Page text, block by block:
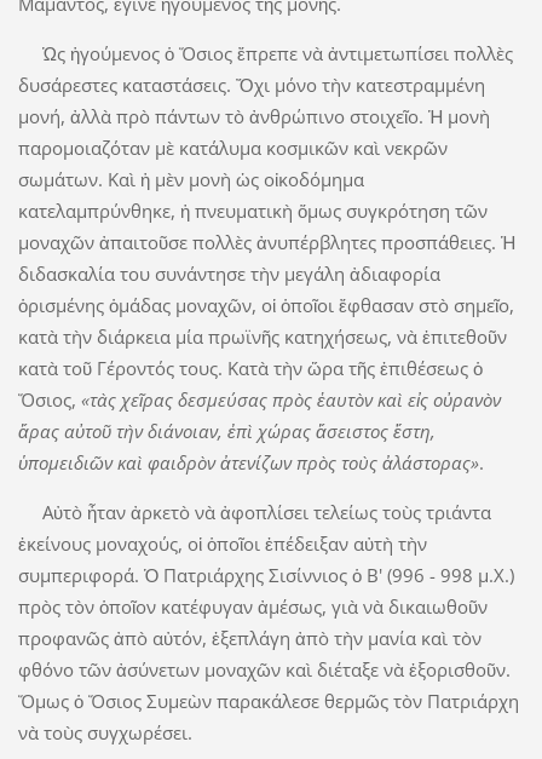
Ὡς ἡγούμενος ὁ Ὅσιος ἔπρεπε νὰ ἀντιμετωπίσει πολλὲς
δυσάρεστες καταστάσεις. Ὄχι μόνο τὴν κατεστραμμένη
μονή, ἀλλὰ πρὸ πάντων τὸ ἀνθρώπινο στοιχεῖο. Ἡ μονὴ
παρομοιαζόταν μὲ κατάλυμα κοσμικῶν καὶ νεκρῶν
σωμάτων. Καὶ ἡ μὲν μονὴ ὡς οἰκοδόμημα
κατελαμπρύνθηκε, ἡ πνευματικὴ ὅμως συγκρότηση τῶν
μοναχῶν ἀπαιτοῦσε πολλὲς ἀνυπέρβλητες προσπάθειες. Ἡ
διδασκαλία του συνάντησε τὴν μεγάλη ἀδιαφορία
ὁρισμένης ὁμάδας μοναχῶν, οἱ ὁποῖοι ἔφθασαν στὸ σημεῖο,
κατὰ τὴν διάρκεια μία πρωϊνῆς κατηχήσεως, νὰ ἐπιτεθοῦν
κατὰ τοῦ Γέροντός τους. Κατὰ τὴν ὥρα τῆς ἐπιθέσεως ὁ
Ὅσιος, «τὰς χεῖρας δεσμεύσας πρὸς ἑαυτὸν καὶ εἰς οὐρανὸν
ἄρας αὐτοῦ τὴν διάνοιαν, ἐπὶ χώρας ἄσειστος ἔστη,
ὑπομειδιῶν καὶ φαιδρὸν ἀτενίζων πρὸς τοὺς ἀλάστορας».
Αὐτὸ ἦταν ἀρκετὸ νὰ ἀφοπλίσει τελείως τοὺς τριάντα
ἐκείνους μοναχούς, οἱ ὁποῖοι ἐπέδειξαν αὐτὴ τὴν
συμπεριφορά. Ὁ Πατριάρχης Σισίννιος ὁ Β' (996 - 998 μ.Χ.)
πρὸς τὸν ὁποῖον κατέφυγαν ἀμέσως, γιὰ νὰ δικαιωθοῦν
προφανῶς ἀπὸ αὐτόν, ἐξεπλάγη ἀπὸ τὴν μανία καὶ τὸν
φθόνο τῶν ἀσύνετων μοναχῶν καὶ διέταξε νὰ ἐξορισθοῦν.
Ὅμως ὁ Ὅσιος Συμεὼν παρακάλεσε θερμῶς τὸν Πατριάρχη
νὰ τοὺς συγχωρέσει.